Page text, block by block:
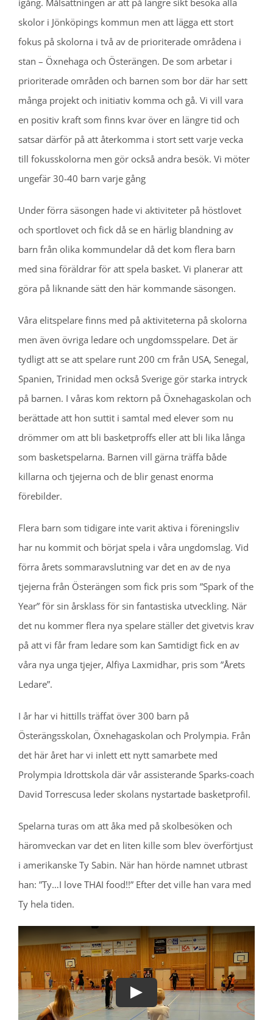
skolor i Jönköpings kommun men att lägga ett stort
fokus på skolorna i två av de prioriterade områdena i
stan – Öxnehaga och Österängen. De som arbetar i
prioriterade områden och barnen som bor där har sett
många projekt och initiativ komma och gå. Vi vill vara
en positiv kraft som finns kvar över en längre tid och
satsar därför på att återkomma i stort sett varje vecka
till fokusskolorna men gör också andra besök. Vi möter
ungefär 30-40 barn varje gång
Under förra säsongen hade vi aktiviteter på höstlovet
och sportlovet och fick då se en härlig blandning av
barn från olika kommundelar då det kom flera barn
med sina föräldrar för att spela basket. Vi planerar att
göra på liknande sätt den här kommande säsongen.
Våra elitspelare finns med på aktiviteterna på skolorna
men även övriga ledare och ungdomsspelare. Det är
tydligt att se att spelare runt 200 cm från USA, Senegal,
Spanien, Trinidad men också Sverige gör starka intryck
på barnen. I våras kom rektorn på Öxnehagaskolan och
berättade att hon suttit i samtal med elever som nu
drömmer om att bli basketproffs eller att bli lika långa
som basketspelarna. Barnen vill gärna träffa både
killarna och tjejerna och de blir genast enorma
förebilder.
Flera barn som tidigare inte varit aktiva i föreningsliv
har nu kommit och börjat spela i våra ungdomslag. Vid
förra årets sommaravslutning var det en av de nya
tjejerna från Österängen som fick pris som ”Spark of the
Year” för sin årsklass för sin fantastiska utveckling. När
det nu kommer flera nya spelare ställer det givetvis krav
på att vi får fram ledare som kan Samtidigt fick en av
våra nya unga tjejer, Alfiya Laxmidhar, pris som ”Årets
Ledare”.
I år har vi hittills träffat över 300 barn på
Österängsskolan, Öxnehagaskolan och Prolympia. Från
det här året har vi inlett ett nytt samarbete med
Prolympia Idrottskola där vår assisterande Sparks-coach
David Torrescusa leder skolans nystartade basketprofil.
Spelarna turas om att åka med på skolbesöken och
häromveckan var det en liten kille som blev överförtjust
i amerikanske Ty Sabin. När han hörde namnet utbrast
han: ”Ty…I love THAI food!!” Efter det ville han vara med
Ty hela tiden.